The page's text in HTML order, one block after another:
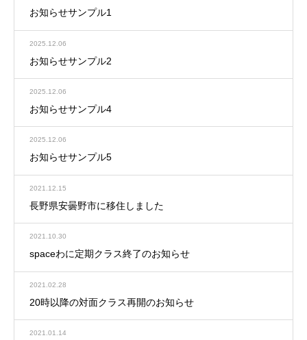
お知らせサンプル1
2025.12.06
お知らせサンプル2
2025.12.06
お知らせサンプル4
2025.12.06
お知らせサンプル5
2021.12.15
長野県安曇野市に移住しました
2021.10.30
spaceわに定期クラス終了のお知らせ
2021.02.28
20時以降の対面クラス再開のお知らせ
2021.01.14